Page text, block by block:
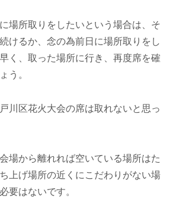
場所取りをしたいという場合は、そ
けるか、念の為前日に場所取りをし
く、取った場所に行き、再度席を確
う。
川区花火大会の席は取れないと思っ
場から離れれば空いている場所はた
上げ場所の近くにこだわりがない場
要はないです。